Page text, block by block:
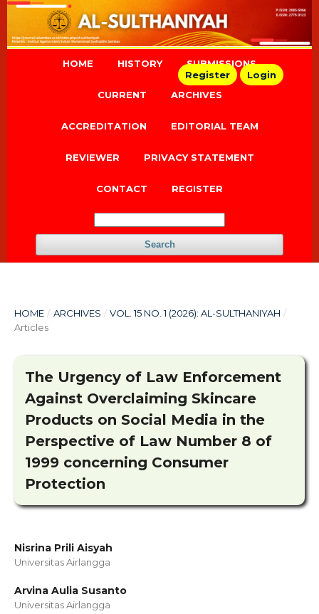
HOME HISTORY SUBMISSIONS
CURRENT ARCHIVES
ACCREDITATION EDITORIAL TEAM
REVIEWER PRIVACY STATEMENT
CONTACT REGISTER
Search
Register Login
HOME / ARCHIVES / VOL. 15 NO. 1 (2026): AL-SULTHANIYAH /
Articles
The Urgency of Law Enforcement
Against Overclaiming Skincare
Products on Social Media in the
Perspective of Law Number 8 of
1999 concerning Consumer
Protection
Nisrina Prili Aisyah
Universitas Airlangga
Arvina Aulia Susanto
Universitas Airlangga